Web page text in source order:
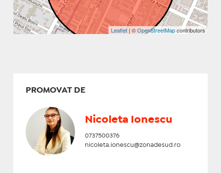
Leaflet| ©OpenStreetMapcontributors
PROMOVAT DE
Nicoleta Ionescu
0737500376
nicoleta.ionescu@zonadesud.ro